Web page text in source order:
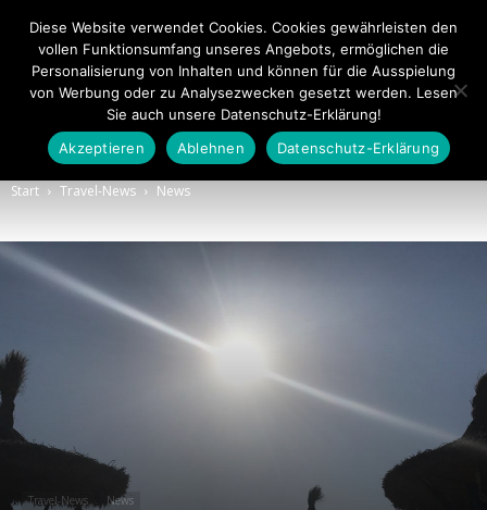
Touristiknews.de
Start Travel-News News
Travel-News News
Diese Website verwendet Cookies. Cookies gewährleisten den
vollen Funktionsumfang unseres Angebots, ermöglichen die
Personalisierung von Inhalten und können für die Ausspielung
von Werbung oder zu Analysezwecken gesetzt werden. Lesen
Sie auch unsere Datenschutz-Erklärung!
Akzeptieren
Ablehnen Datenschutz-Erklärung